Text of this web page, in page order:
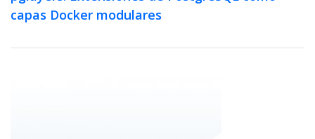
capas Docker modulares